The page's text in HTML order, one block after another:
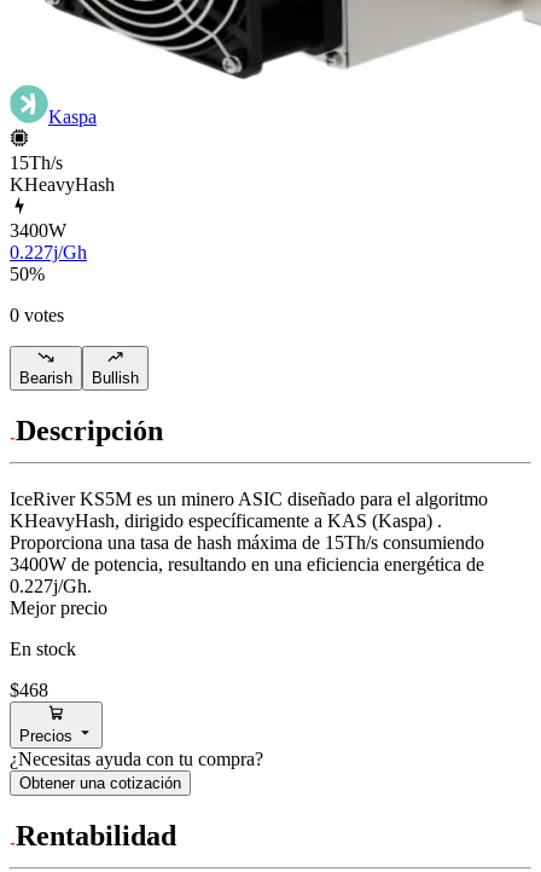
Kaspa
15Th/s
KHeavyHash
3400W
0.227j/Gh
50%
0 votes
Bearish Bullish
Descripción
IceRiver KS5M es un minero ASIC diseñado para el algoritmo
KHeavyHash, dirigido específicamente a KAS (Kaspa) .
Proporciona una tasa de hash máxima de 15Th/s consumiendo
3400W de potencia, resultando en una eficiencia energética de
0.227j/Gh.
Mejor precio
En stock
$468
Precios
¿Necesitas ayuda con tu compra?
Obtener una cotización
Rentabilidad